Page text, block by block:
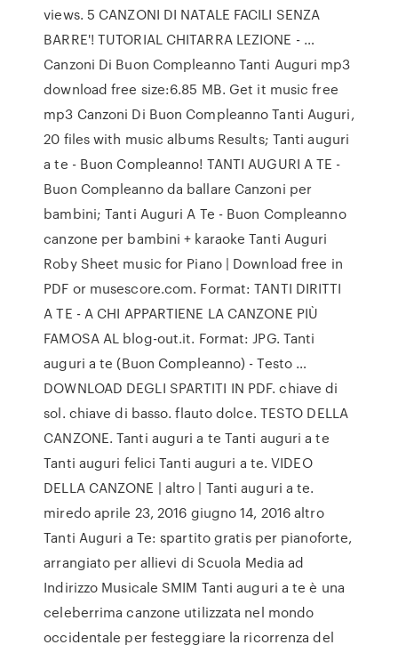
views. 5 CANZONI DI NATALE FACILI SENZA
BARRE'! TUTORIAL CHITARRA LEZIONE - …
Canzoni Di Buon Compleanno Tanti Auguri mp3
download free size:6.85 MB. Get it music free
mp3 Canzoni Di Buon Compleanno Tanti Auguri,
20 files with music albums Results; Tanti auguri
a te - Buon Compleanno! TANTI AUGURI A TE -
Buon Compleanno da ballare Canzoni per
bambini; Tanti Auguri A Te - Buon Compleanno
canzone per bambini + karaoke Tanti Auguri
Roby Sheet music for Piano | Download free in
PDF or musescore.com. Format: TANTI DIRITTI
A TE - A CHI APPARTIENE LA CANZONE PIÙ
FAMOSA AL blog-out.it. Format: JPG. Tanti
auguri a te (Buon Compleanno) - Testo …
DOWNLOAD DEGLI SPARTITI IN PDF. chiave di
sol. chiave di basso. flauto dolce. TESTO DELLA
CANZONE. Tanti auguri a te Tanti auguri a te
Tanti auguri felici Tanti auguri a te. VIDEO
DELLA CANZONE | altro | Tanti auguri a te.
miredo aprile 23, 2016 giugno 14, 2016 altro
Tanti Auguri a Te: spartito gratis per pianoforte,
arrangiato per allievi di Scuola Media ad
Indirizzo Musicale SMIM Tanti auguri a te è una
celeberrima canzone utilizzata nel mondo
occidentale per festeggiare la ricorrenza del